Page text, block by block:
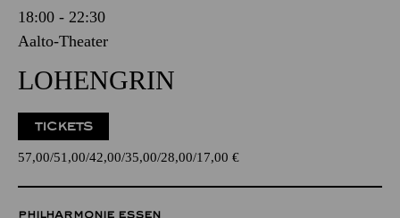
18:00 - 22:30
Aalto-Theater
LOHENGRIN
TICKETS
57,00 51,00 42,00 35,00 28,00 17,00 €
PHILHARMONIE ESSEN